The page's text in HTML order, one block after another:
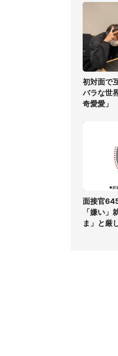
初対面で
バラな世
奇愛愛」
面接官
「嫌い」
ま」と厳